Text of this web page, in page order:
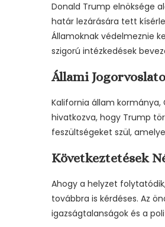
Donald Trump elnöksége
határ lezárására tett
Államoknak védelmeznie
szigorú intézkedések
Állami
Kalifornia állam
hivatkozva, hogy Trump
feszültségeket szül,
Következtetések
Ahogy a helyzet
továbbra is kérdéses. Az
igazságtalanságok és a